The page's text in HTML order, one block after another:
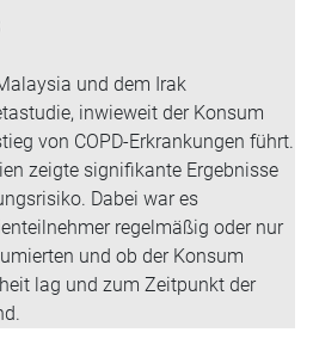
und dem Irak
inwieweit der Konsum
von COPD-Erkrankungen führt.
zeigte signifikante Ergebnisse
Dabei war es
regelmäßig oder nur
und ob der Konsum
lag und zum Zeitpunkt der